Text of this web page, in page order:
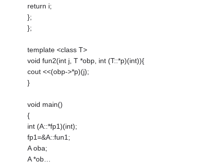
return i;
};
};
template <class T>
void fun2(int j, T *obp, int (T::*p)(int)){
cout <<(obp->*p)(j);
}
void main()
{
int (A::*fp1)(int);
fp1=&A::fun1;
A oba;
A *ob…